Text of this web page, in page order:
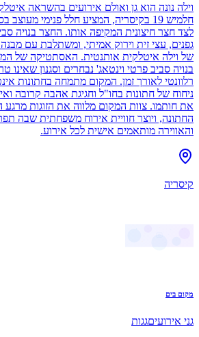
וילה נונה הוא גן ואולם אירועים בהשראה
חלמיש 19 בקיסריה, המציע חלל פנימי
לצד חצר חיצונית המקיפה אותו. החצר בנויה
גפנים, עצי זית וירוק אמיתי, ומשתלבת עם
של וילה איטלקית אותנטית. האסתטיקה של
בנויה סביב פרטי וינטאג' נבחרים וסגנון
רלוונטי לאורך זמן. המקום מתמחה בחתונות
ניחוח של חתונות בחו"ל וחגיגת אהבה קרובה
את חותמו. צוות המקום מלווה את הזוגות
החתונה, ויוצר חוויית אירוח משפחתית שבה
והאווירה מותאמים אישית לכל אירוע.
קיסריה
מקום בים
גני אירועיםגגות